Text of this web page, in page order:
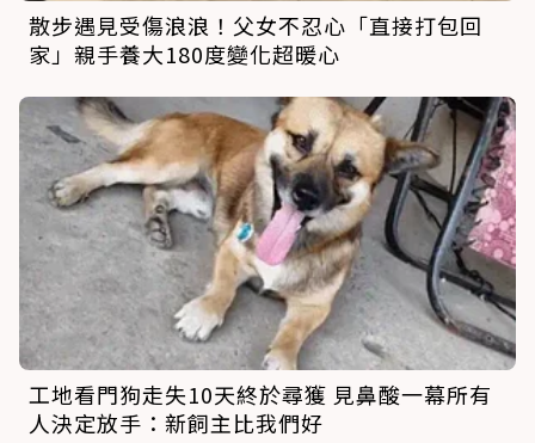
散步遇見受傷浪浪！父女不忍心「直接打包回
家」親手養大180度變化超暖心
工地看門狗走失10天終於尋獲 見鼻酸一幕所有
人決定放手：新飼主比我們好